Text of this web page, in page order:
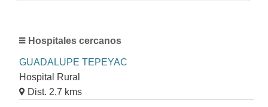
Hospitales cercanos
GUADALUPE TEPEYAC
Hospital Rural
Dist. 2.7 kms